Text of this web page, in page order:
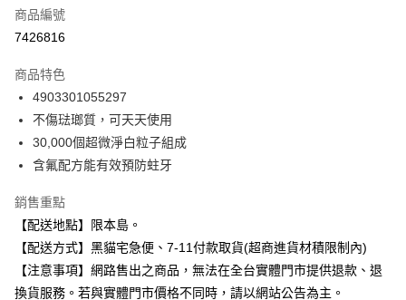
超商取貨付款
Apple Pay
街口支付
悠遊付
Google Pay
全盈+PAY
商品編號
7426816
商品特色
4903301055297
不傷琺瑯質，可天天使用
30,000個超微淨白粒子組成
含氟配方能有效預防蛀牙
銷售重點
【配送地點】限本島。
【配送方式】黑貓宅急便、7-11付款取貨(超商進貨材積限制內)
【注意事項】網路售出之商品，無法在全台實體門市提供退款、退
換貨服務。若與實體門市價格不同時，請以網站公告為主。